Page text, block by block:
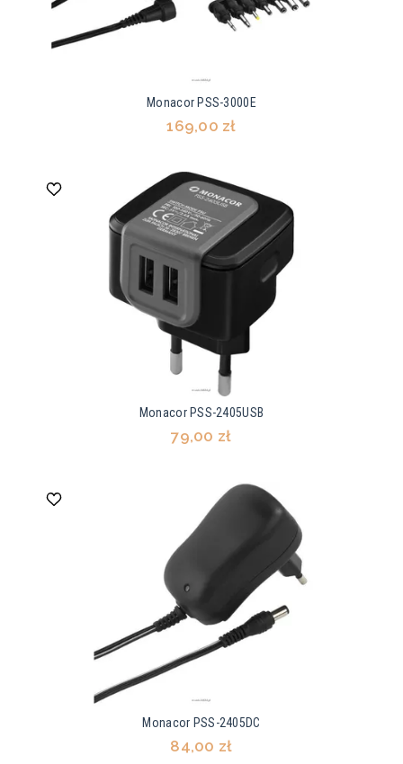
Monacor PSS-3000E
169,00 zł
Monacor PSS-2405USB
79,00 zł
Monacor PSS-2405DC
84,00 zł